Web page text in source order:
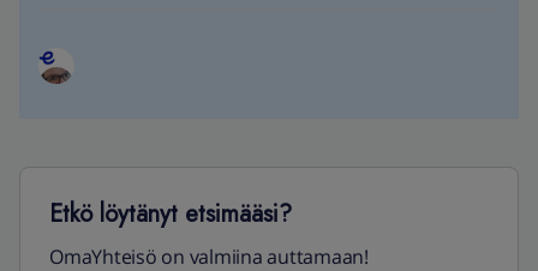
Etkö löytänyt etsimääsi?
OmaYhteisö on valmiina auttamaan!